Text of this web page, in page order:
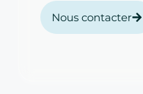
Nous contacter